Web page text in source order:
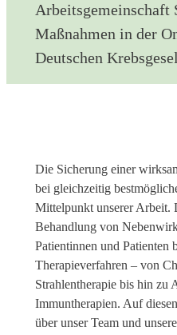
Arbeitsgemeinschaft
Maßnahmen in der
Deutschen
Die Sicherung einer
bei gleichzeitig
Mittelpunkt unserer Arbeit.
Behandlung von
Patientinnen und Patienten
Therapieverfahren – von
Strahlentherapie bis hin zu
Immuntherapien. Auf
über unser Team und